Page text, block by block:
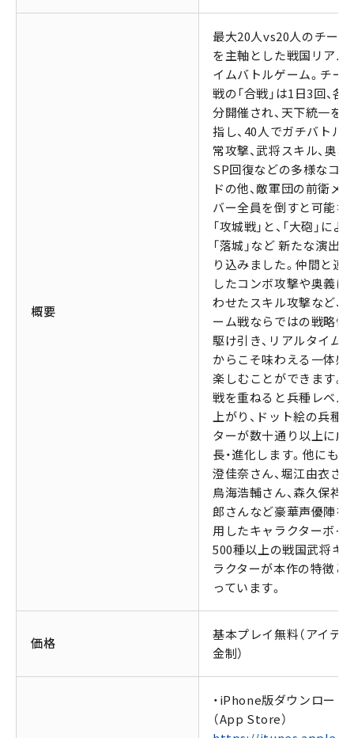
概要
最大20人vs20人のチー
を主軸とした戦国リアル
イムバトルゲーム。チー
戦の「合戦」は1日3回、各
分開催され、天下統一を
指し、40人でガチバトル！
常攻撃、武将スキル、奥義
SP回復などの多様なコ
ドの他、敵軍団の前衛メ
バー全員を倒すと可能な
「攻城戦」と、「大砲」によ
「落城」など 新たな演出
り込みました。仲間と連
したコンボ攻撃や奥義に
わせたスキル攻撃など、
ーム戦ならではの戦略性
駆け引き、リアルタイム
からこそ味わえる一体感
楽しむことができます。
戦を重ねると兵種レベル
上がり、ドット絵の兵種
ターが数十通り以上に成
長・進化します。他にも、
澄佳奈さん、堀江由衣さん
鳥海浩輔さん、森久保祥
郎さんなど豪華声優陣を
用したキャラクターボイ
500種以上の戦国武将キ
ラクターが本作の特徴と
っています。
価格
基本プレイ無料（アイテ
金制）
・iPhone版ダウンロード
（App Store）